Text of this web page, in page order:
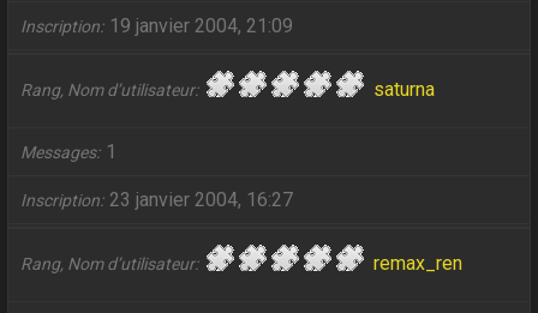
Inscription 19 janvier 2004, 21:09
Rang, Nom d’utilisateur saturna
Messages 1
Inscription 23 janvier 2004, 16:27
Rang, Nom d’utilisateur remax_ren